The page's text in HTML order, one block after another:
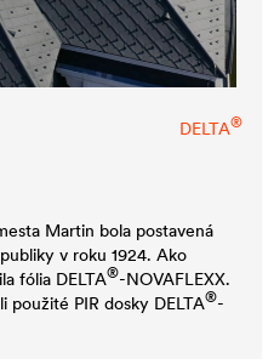
DELTA®
Martin bola postavená
v roku 1924. Ako
fólia DELTA®-NOVAFLEXX.
použité PIR dosky DELTA®-